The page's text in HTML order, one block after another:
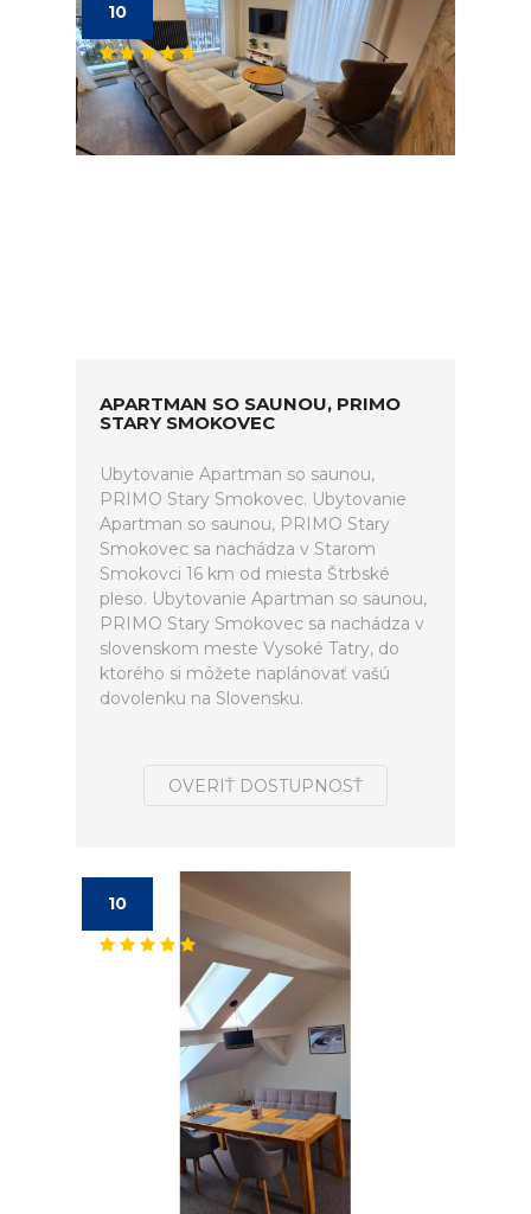
10
APARTMAN SO SAUNOU, PRIMO
STARY SMOKOVEC
Ubytovanie Apartman so saunou,
PRIMO Stary Smokovec. Ubytovanie
Apartman so saunou, PRIMO Stary
Smokovec sa nachádza v Starom
Smokovci 16 km od miesta Štrbské
pleso. Ubytovanie Apartman so saunou,
PRIMO Stary Smokovec sa nachádza v
slovenskom meste Vysoké Tatry, do
ktorého si môžete naplánovať vašú
dovolenku na Slovensku.
OVERIŤ DOSTUPNOSŤ
10